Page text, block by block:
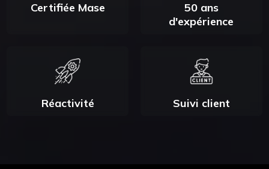
Certifiée Mase
50 ans
d'expérience
Réactivité Suivi client